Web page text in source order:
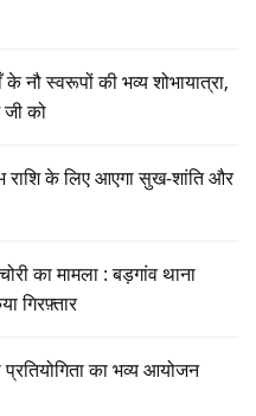
नौ स्वरूपों की भव्य शोभायात्रा,
को
के लिए आएगा सुख-शांति और
का मामला : बड़गांव थाना
गिरफ़्तार
का भव्य आयोजन